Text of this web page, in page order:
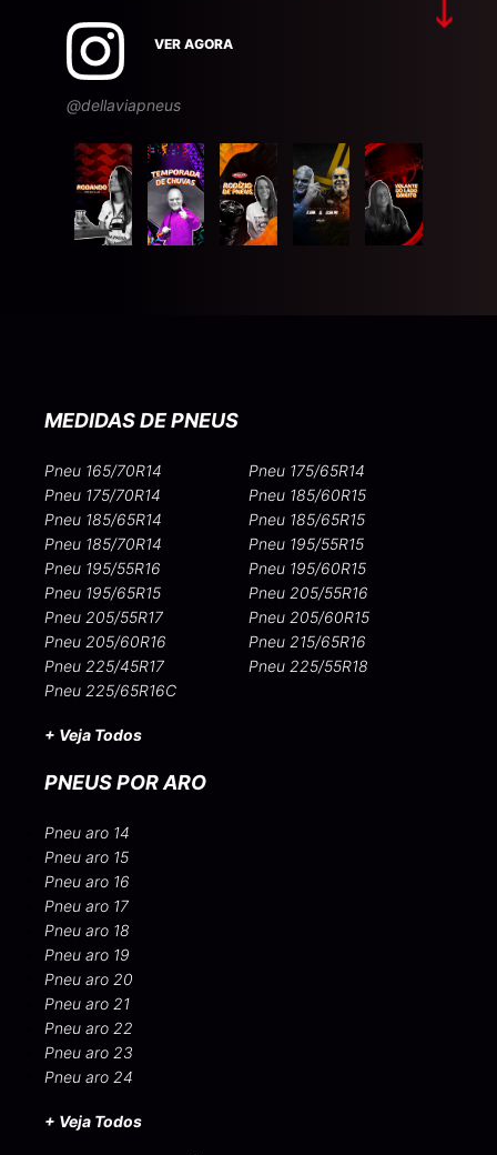
VER AGORA
@dellaviapneus
MEDIDAS DE PNEUS
Pneu 165/70R14
Pneu 175/65R14
Pneu 175/70R14
Pneu 185/60R15
Pneu 185/65R14
Pneu 185/65R15
Pneu 185/70R14
Pneu 195/55R15
Pneu 195/55R16
Pneu 195/60R15
Pneu 195/65R15
Pneu 205/55R16
Pneu 205/55R17
Pneu 205/60R15
Pneu 205/60R16
Pneu 215/65R16
Pneu 225/45R17
Pneu 225/55R18
Pneu 225/65R16C
+ Veja Todos
PNEUS POR ARO
Pneu aro 14
Pneu aro 15
Pneu aro 16
Pneu aro 17
Pneu aro 18
Pneu aro 19
Pneu aro 20
Pneu aro 21
Pneu aro 22
Pneu aro 23
Pneu aro 24
+ Veja Todos